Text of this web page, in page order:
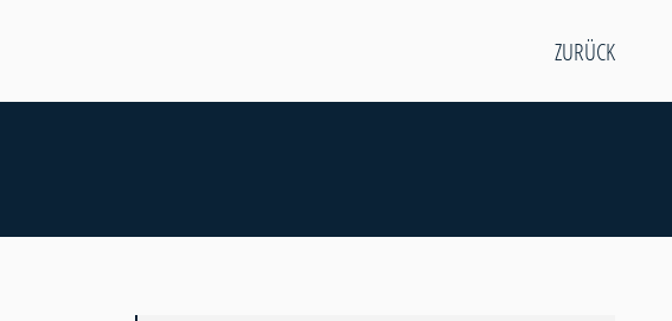
ZURÜCK